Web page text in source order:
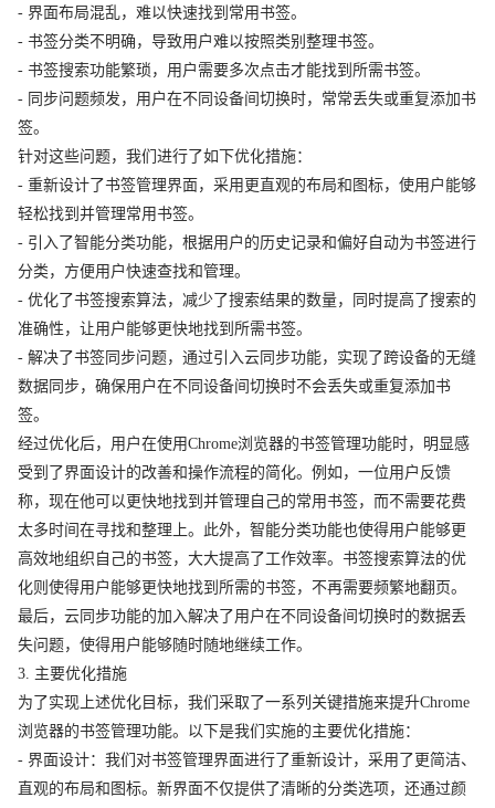
- 界面布局混乱，难以快速找到常用书签。
- 书签分类不明确，导致用户难以按照类别整理书签。
- 书签搜索功能繁琐，用户需要多次点击才能找到所需书签。
- 同步问题频发，用户在不同设备间切换时，常常丢失或重复添加书
签。
针对这些问题，我们进行了如下优化措施：
- 重新设计了书签管理界面，采用更直观的布局和图标，使用户能够
轻松找到并管理常用书签。
- 引入了智能分类功能，根据用户的历史记录和偏好自动为书签进行
分类，方便用户快速查找和管理。
- 优化了书签搜索算法，减少了搜索结果的数量，同时提高了搜索的
准确性，让用户能够更快地找到所需书签。
- 解决了书签同步问题，通过引入云同步功能，实现了跨设备的无缝
数据同步，确保用户在不同设备间切换时不会丢失或重复添加书
签。
经过优化后，用户在使用Chrome浏览器的书签管理功能时，明显感
受到了界面设计的改善和操作流程的简化。例如，一位用户反馈
称，现在他可以更快地找到并管理自己的常用书签，而不需要花费
太多时间在寻找和整理上。此外，智能分类功能也使得用户能够更
高效地组织自己的书签，大大提高了工作效率。书签搜索算法的优
化则使得用户能够更快地找到所需的书签，不再需要频繁地翻页。
最后，云同步功能的加入解决了用户在不同设备间切换时的数据丢
失问题，使得用户能够随时随地继续工作。
3. 主要优化措施
为了实现上述优化目标，我们采取了一系列关键措施来提升Chrome
浏览器的书签管理功能。以下是我们实施的主要优化措施：
- 界面设计：我们对书签管理界面进行了重新设计，采用了更简洁、
直观的布局和图标。新界面不仅提供了清晰的分类选项，还通过颜